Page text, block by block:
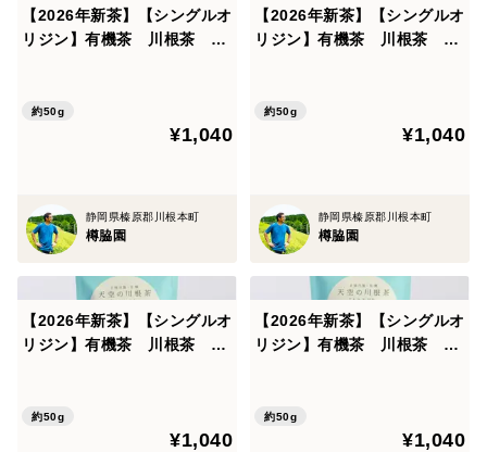
送の環境等により、配送日時を指定していただいても、
ご希望に添えない場合があります。予めご了承くださ
【2026年新茶】【シングルオ
リジン】有機茶 川根茶 や
約50g
¥1,040
静岡県榛原郡川根本町
樽脇園
【2026年新茶】【シングルオ
リジン】有機茶 川根茶 や
約50g
¥1,040
静岡県榛原郡川根本町
樽脇園
【2026年新茶】【シングルオ
リジン】有機茶 川根茶 つ
約50g
¥1,040
【2026年新茶】【シングルオ
リジン】有機茶 川根茶 ふ
約50g
¥1,040